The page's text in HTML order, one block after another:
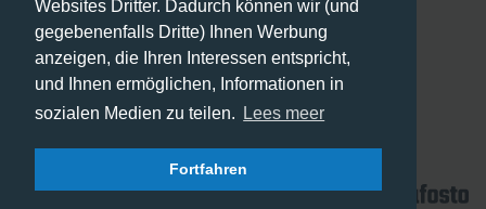
Websites Dritter. Dadurch können wir (und
gegebenenfalls Dritte) Ihnen Werbung
anzeigen, die Ihren Interessen entspricht,
und Ihnen ermöglichen, Informationen in
sozialen Medien zu teilen.
Lees meer
Fortfahren
Versandmethoden
© 2026 - Phone City | DE.